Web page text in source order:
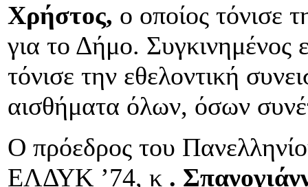
Χρήστος, ο οποίος τόνισε
για το Δήμο. Συγκινημένος
τόνισε την εθελοντική
αισθήματα όλων, όσων
Ο πρόεδρος του
ΕΛΔΥΚ ’74, κ .